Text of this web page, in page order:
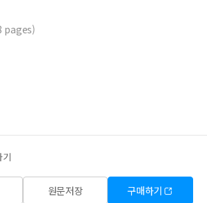
pages)
기
원문저장 구매하기